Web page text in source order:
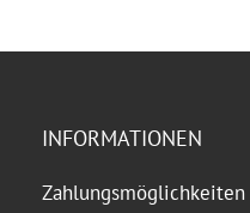
INFORMATIONEN
Zahlungsmöglichkeiten